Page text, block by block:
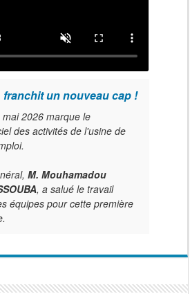
franchit un nouveau cap !
2026 marque le
des activités de l'usine de
M. Mouhamadou
, a salué le travail
équipes pour cette première